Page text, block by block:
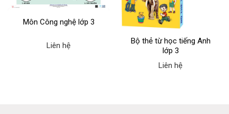
Môn Công nghệ lớp 3
Liên hệ
Bộ thẻ từ học tiếng Anh
lớp 3
Liên hệ